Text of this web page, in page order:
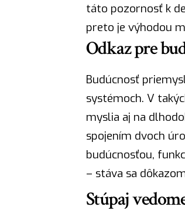
táto pozornosť k
preto je výhodou
Odkaz pre
Budúcnosť
systémoch. V
myslia aj na
spojením dvoch
budúcnosťou,
– stáva sa
Stúpaj